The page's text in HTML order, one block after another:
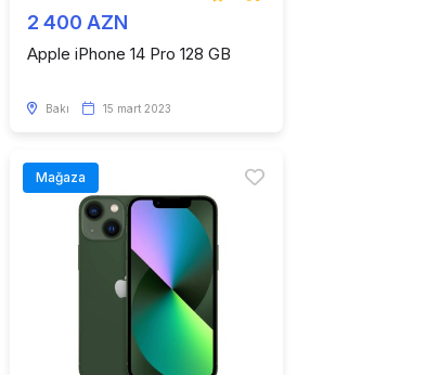
2 400 AZN
Apple iPhone 14 Pro 128 GB
Bakı 15 mart 2023
Mağaza